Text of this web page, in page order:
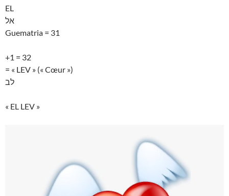
EL
אל
Guematria = 31
+1 = 32
= « LEV » (« Cœur »)
לב
« EL LEV »